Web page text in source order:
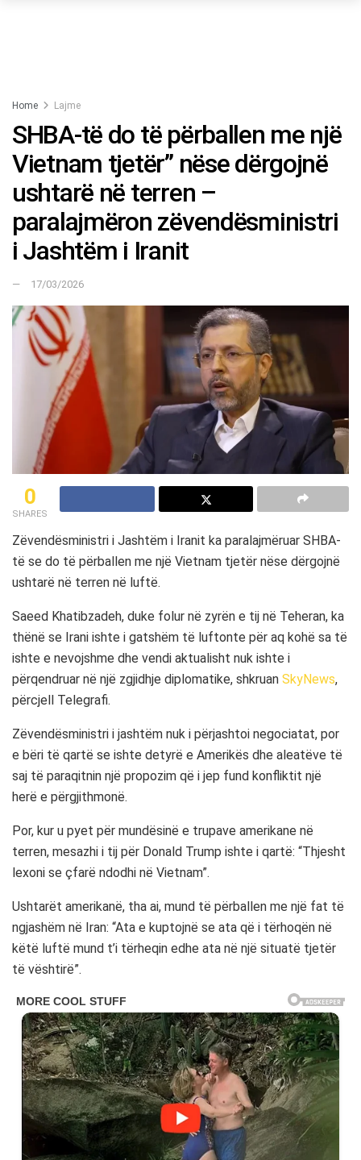
Home Lajme
SHBA-të do të përballen me një
Vietnam tjetër” nëse dërgojnë
ushtarë në terren –
paralajmëron zëvendësministri
i Jashtëm i Iranit
17/03/2026
0
SHARES
Zëvendësministri i Jashtëm i Iranit ka paralajmëruar SHBA-
të se do të përballen me një Vietnam tjetër nëse dërgojnë
ushtarë në terren në luftë.
Saeed Khatibzadeh, duke folur në zyrën e tij në Teheran, ka
thënë se Irani ishte i gatshëm të luftonte për aq kohë sa të
ishte e nevojshme dhe vendi aktualisht nuk ishte i
përqendruar në një zgjidhje diplomatike, shkruan SkyNews,
përcjell Telegrafi.
Zëvendësministri i jashtëm nuk i përjashtoi negociatat, por
e bëri të qartë se ishte detyrë e Amerikës dhe aleatëve të
saj të paraqitnin një propozim që i jep fund konfliktit një
herë e përgjithmonë.
Por, kur u pyet për mundësinë e trupave amerikane në
terren, mesazhi i tij për Donald Trump ishte i qartë: “Thjesht
lexoni se çfarë ndodhi në Vietnam”.
Ushtarët amerikanë, tha ai, mund të përballen me një fat të
ngjashëm në Iran: “Ata e kuptojnë se ata që i tërhoqën në
këtë luftë mund t’i tërheqin edhe ata në një situatë tjetër
të vështirë”.